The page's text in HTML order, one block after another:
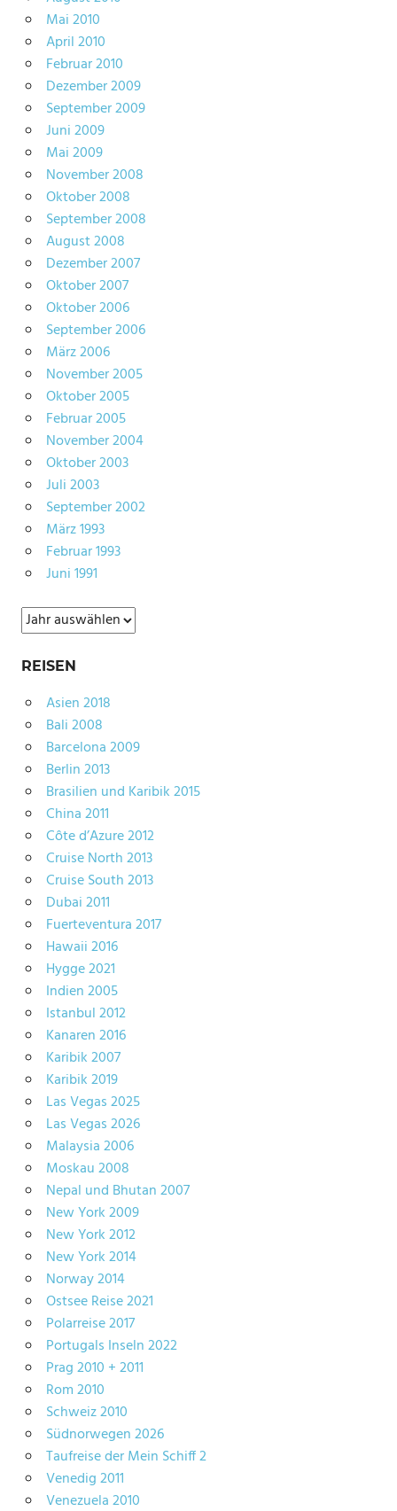
Mai 2010
April 2010
Februar 2010
Dezember 2009
September 2009
Juni 2009
Mai 2009
November 2008
Oktober 2008
September 2008
August 2008
Dezember 2007
Oktober 2007
Oktober 2006
September 2006
März 2006
November 2005
Oktober 2005
Februar 2005
November 2004
Oktober 2003
Juli 2003
September 2002
März 1993
Februar 1993
Juni 1991
Archiv
REISEN
Asien 2018
Bali 2008
Barcelona 2009
Berlin 2013
Brasilien und Karibik 2015
China 2011
Côte d’Azure 2012
Cruise North 2013
Cruise South 2013
Dubai 2011
Fuerteventura 2017
Hawaii 2016
Hygge 2021
Indien 2005
Istanbul 2012
Kanaren 2016
Karibik 2007
Karibik 2019
Las Vegas 2025
Las Vegas 2026
Malaysia 2006
Moskau 2008
Nepal und Bhutan 2007
New York 2009
New York 2012
New York 2014
Norway 2014
Ostsee Reise 2021
Polarreise 2017
Portugals Inseln 2022
Prag 2010 + 2011
Rom 2010
Schweiz 2010
Südnorwegen 2026
Taufreise der Mein Schiff 2
Venedig 2011
Venezuela 2010